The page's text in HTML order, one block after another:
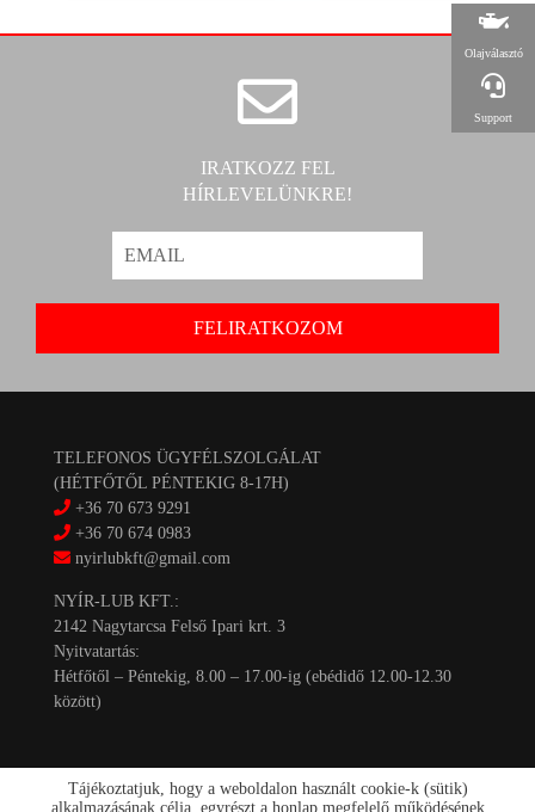
IRATKOZZ FEL
HÍRLEVELÜNKRE!
TELEFONOS ÜGYFÉLSZOLGÁLAT
(HÉTFŐTŐL PÉNTEKIG 8-17H)
+36 70 673 9291
+36 70 674 0983
nyirlubkft@gmail.com
NYÍR-LUB KFT.:
2142 Nagytarcsa Felső Ipari krt. 3
Nyitvatartás:
Hétfőtől – Péntekig, 8.00 – 17.00-ig (ebédidő 12.00-12.30
között)
Olajválasztó
Support
Tájékoztatjuk, hogy a weboldalon használt cookie-k (sütik)
alkalmazásának célja, egyrészt a honlap megfelelő működésének